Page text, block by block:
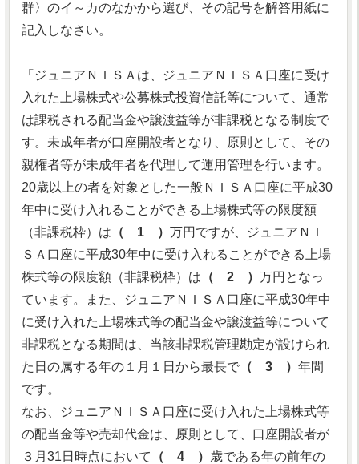
群〉のイ～カのなかから選び、その記号を解答用紙に
記入しなさい。
「ジュニアＮＩＳＡは、ジュニアＮＩＳＡ口座に受け
入れた上場株式や公募株式投資信託等について、通常
は課税される配当金や譲渡益等が非課税となる制度で
す。未成年者が口座開設者となり、原則として、その
親権者等が未成年者を代理して運用管理を行います。
20歳以上の者を対象とした一般ＮＩＳＡ口座に平成30
年中に受け入れることができる上場株式等の限度額
（非課税枠）は （ 1 ） 万円ですが、ジュニアＮＩ
ＳＡ口座に平成30年中に受け入れることができる上場
株式等の限度額（非課税枠）は （ 2 ） 万円となっ
ています。また、ジュニアＮＩＳＡ口座に平成30年中
に受け入れた上場株式等の配当金や譲渡益等について
非課税となる期間は、当該非課税管理勘定が設けられ
た日の属する年の１月１日から最長で （ 3 ） 年間
です。
なお、ジュニアＮＩＳＡ口座に受け入れた上場株式等
の配当金等や売却代金は、原則として、口座開設者が
３月31日時点において
（ 4 ） 歳である年の前年の